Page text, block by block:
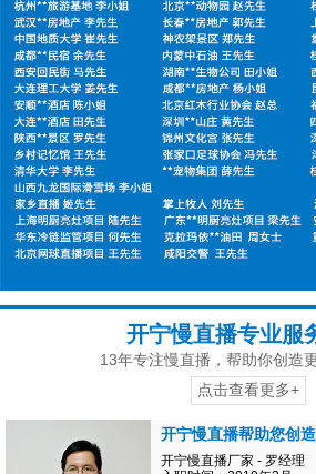
开宁慢直播专业服
13年专注慢直播，帮助你创造
点击查看更多+
开宁慢直播帮助您创
开宁慢直播厂家 - 罗经理